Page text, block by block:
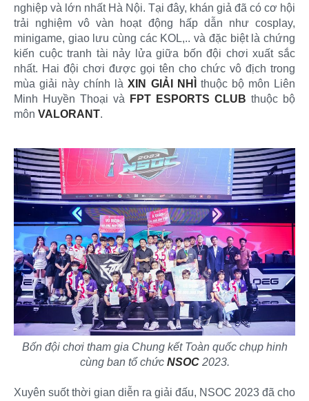
nghiệp và lớn nhất Hà Nội. Tại đây, khán giả đã có cơ hội
trải nghiệm vô vàn hoạt động hấp dẫn như cosplay,
minigame, giao lưu cùng các KOL,.. và đặc biệt là chứng
kiến cuộc tranh tài nảy lửa giữa bốn đội chơi xuất sắc
nhất. Hai đội chơi được gọi tên cho chức vô địch trong
mùa giải này chính làXIN GIẢI NHÌ
thuộc bộ môn Liên
Minh Huyền Thoại và
FPT ESPORTS CLUB thuộc bộ
môn VALORANT.
Bốn đội chơi tham gia Chung kết Toàn quốc chụp hinh
cùng ban tổ chức NSOC2023.
Xuyên suốt thời gian diễn ra giải đấu, NSOC 2023 đã cho